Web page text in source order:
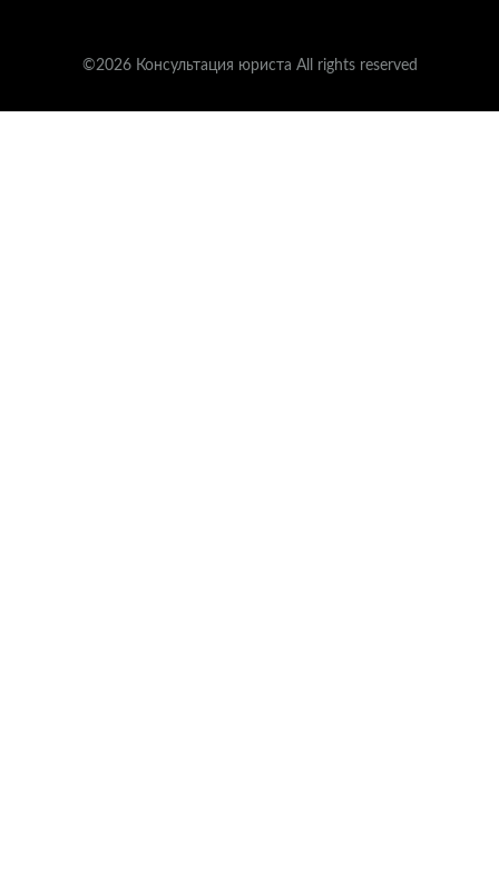
©2026 Консультация юриста All rights reserved